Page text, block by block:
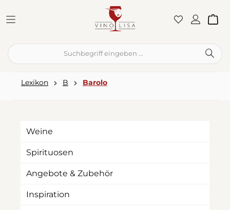
Lexikon B Barolo
Weine
Spirituosen
Angebote & Zubehör
Inspiration